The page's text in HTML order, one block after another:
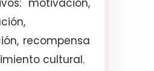
motivación,
recompensa
cultural.